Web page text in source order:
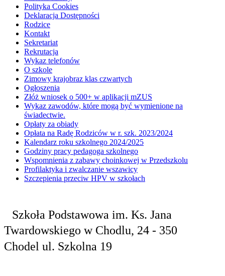
Polityka Cookies
Deklaracja Dostępności
Rodzice
Kontakt
Sekretariat
Rekrutacja
Wykaz telefonów
O szkole
Zimowy krajobraz klas czwartych
Ogłoszenia
Złóż wniosek o 500+ w aplikacji mZUS
Wykaz zawodów, które mogą być wymienione na
świadectwie.
Opłaty za obiady
Opłata na Radę Rodziców w r. szk. 2023/2024
Kalendarz roku szkolnego 2024/2025
Godziny pracy pedagoga szkolnego
Wspomnienia z zabawy choinkowej w Przedszkolu
Profilaktyka i zwalczanie wszawicy
Szczepienia przeciw HPV w szkołach
Szkoła Podstawowa im. Ks. Jana
Twardowskiego w Chodlu, 24 - 350
Chodel ul. Szkolna 19